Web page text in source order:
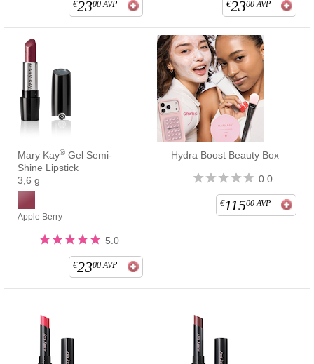
€2300 AVP €2300 AVP
Mary Kay® Gel Semi-
Shine Lipstick
3,6 g
Apple Berry
5.0
€2300 AVP
Hydra Boost Beauty Box
0.0
€11500 AVP